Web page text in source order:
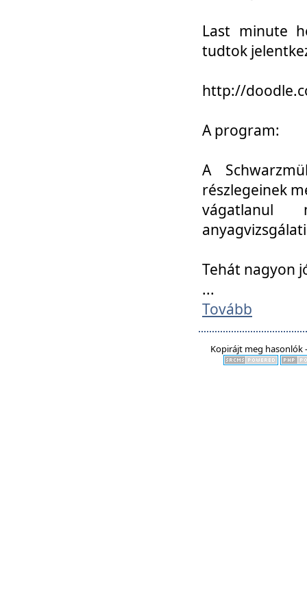
Last minute
tudtok
http://
A program:
A
részlegeinek
vágatlanul
Tehát nagyon
...
Tovább
Kopirájt meg hasonlók